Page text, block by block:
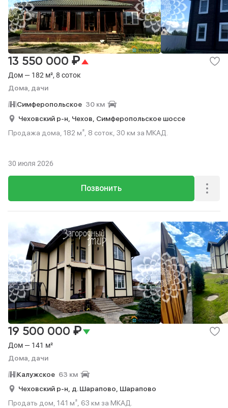
Дом — 182 м², 8 соток
Дома, дачи
13 550 000 ₽
Симферопольское 30 км
Чеховский р-н, Чехов, Симферопольское шоссе
Продажа дома, 182 м², 8 соток, 30 км за МКАД.
Позвонить
30 июля 2026
Дом — 141 м²
Дома, дачи
19 500 000 ₽
Калужское 63 км
Чеховский р-н, д. Шарапово, Шарапово
Продать дом, 141 м², 63 км за МКАД.